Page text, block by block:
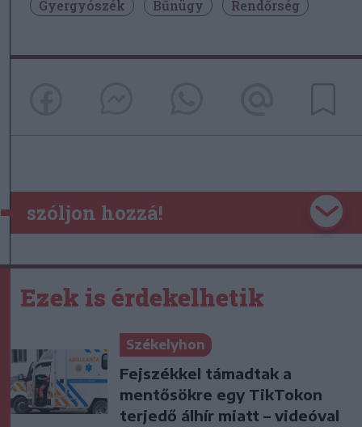
Gyergyószék Bűnügy Rendőrség
szóljon hozzá!
Ezek is érdekelhetik
Székelyhon
Fejszékkel támadtak a
mentősökre egy TikTokon
terjedő álhír miatt – videóval